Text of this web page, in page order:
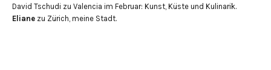
David Tschudi zu Valencia im Februar: Kunst, Küste und Kulinarik.
Eliane zu Zürich, meine Stadt.